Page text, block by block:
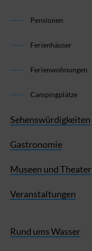
Pensionen
Ferienhäuser
Ferienwohnungen
Campingplätze
Sehenswürdigkeiten
Gastronomie
Museen und Theater
Veranstaltungen
Rund ums Wasser